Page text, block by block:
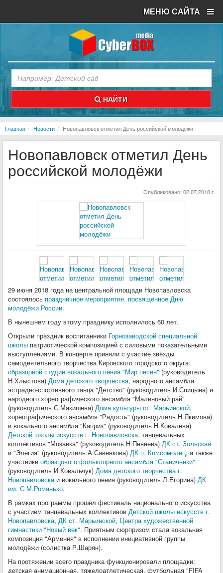
МЕНЮ САЙТА
НАЙТИ
Главная Новости Новопавловск отметил День российской молодёжи
Новопавловск отметил День
российской молодёжи
Опубликовано: 02.07.2018 г.
29 июня 2018 года на центральной площади Новопавловска
состоялось праздничное мероприятие, посвящённое Дню
молодёжи России.
В нынешнем году этому празднику исполнилось 60 лет.
Открыли праздник воспитанники Горнозаводской специальной
школы патриотической композицией с силовыми показательными
выступлениями. В концерте приняли с участие звёзды
самодеятельного творчества Кировского городского округа:
образцовой студии вокального пения "Мир песен" (руководитель
Н.Хлыстова) Дома детского творчества, народного ансамбля
эстрадно-спортивного танца "Детство" (руководитель И.Спицына) и
народного хореографического ансамбля "Малиновый рай"
(руководитель С.Мякишева) Дома культуры ст. Марьинской,
хореографического ансамбля "Радость" (руководитель Н.Якимова)
и вокального ансамбля "Каприз" (руководитель Н.Ковалёва)
Детской школы искусств г. Новопавловска, танцевальных
коллективов "Мозаика" (руководитель Н.Певнева) ДК ст. Зольская
и "Элегия" (руководитель А.Савенкова) ДК п. Комсомолец, а также
участники образцового фольклорного ансамбля "Станичники"
(руководитель И.Ковальчук) Дома детского творчества г.
Новопавловскаи вокального пения (руководитель Л.Егорина) ДК
им. С.М.Романько.
В рамках программы прошёл фестиваль национального искусства
с участием танцевальных коллективов Детской школы искусств г.
Новопавловска, ДК ст. Марьинской, Центра художественной
гимнастики "Новый век". Приятным сюрпризом стала вокальная
композиция "Армения" в исполнении инициативной группы
молодёжи (солистка Р.Шарян).
На протяжении всего праздника функционировали площадки:
детская анимационная, тяжелоатлетическая, футбольная "FIFA